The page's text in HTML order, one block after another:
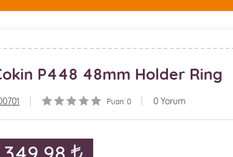
P448 48mm Holder Ring
Puan: 0 0 Yorum